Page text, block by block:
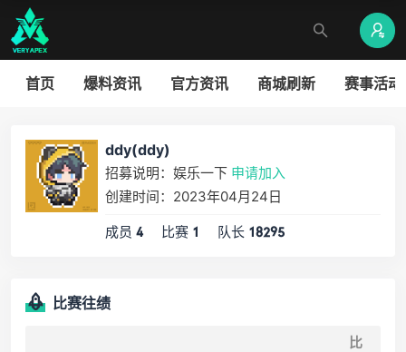
首页 爆料资讯 官方资讯 商城刷新 赛事活动
ddy(ddy)
招募说明：娱乐一下 申请加入
创建时间：2023年04月24日
成员 4 比赛 1 队长 18295
比赛往绩
比